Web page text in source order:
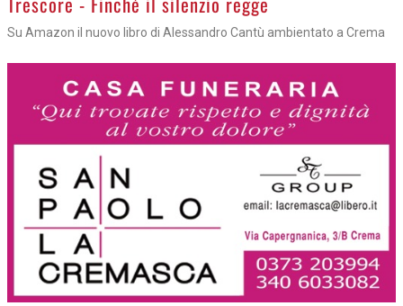
Su Amazon il nuovo libro di Alessandro Cantù ambientato a Crema